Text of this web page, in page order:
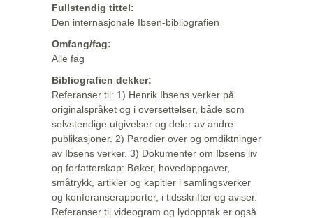
Fullstendig tittel:
Den internasjonale Ibsen-bibliografien
Omfang/fag:
Alle fag
Bibliografien dekker:
Referanser til: 1) Henrik Ibsens verker på
originalspråket og i oversettelser, både som
selvstendige utgivelser og deler av andre
publikasjoner. 2) Parodier over og omdiktninger
av Ibsens verker. 3) Dokumenter om Ibsens liv
og forfatterskap: Bøker, hovedoppgaver,
småtrykk, artikler og kapitler i samlingsverker
og konferanserapporter, i tidsskrifter og aviser.
Referanser til videogram og lydopptak er også